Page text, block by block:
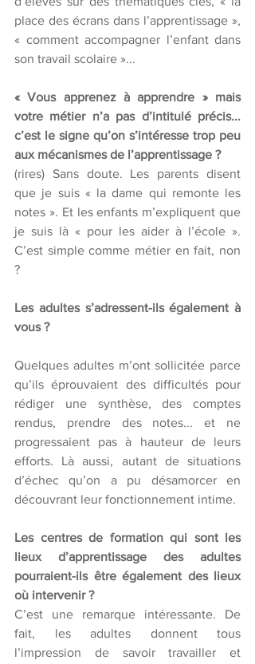
place des écrans dans l’apprentissage »,
« comment accompagner l’enfant dans
son travail scolaire »...
« Vous apprenez à apprendre » mais
votre métier n’a pas d’intitulé précis...
c’est le signe qu’on s’intéresse trop peu
aux mécanismes de l’apprentissage ?
(rires) Sans doute. Les parents disent
que je suis « la dame qui remonte les
notes ». Et les enfants m’expliquent que
je suis là « pour les aider à l’école ».
C’est simple comme métier en fait, non
?
Les adultes s’adressent-ils également à
vous ?
Quelques adultes m’ont sollicitée parce
qu’ils éprouvaient des difficultés pour
rédiger une synthèse, des comptes
rendus, prendre des notes... et ne
progressaient pas à hauteur de leurs
efforts. Là aussi, autant de situations
d’échec qu’on a pu désamorcer en
découvrant leur fonctionnement intime.
Les centres de formation qui sont les
lieux d’apprentissage des adultes
pourraient-ils être également des lieux
où intervenir ?
C’est une remarque intéressante. De
fait, les adultes donnent tous
l’impression de savoir travailler et